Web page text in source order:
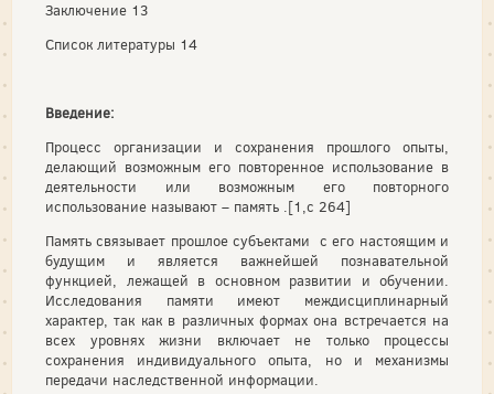
Заключение 13
Список литературы 14
Введение:
Процесс организации и сохранения прошлого опыты,
делающий возможным его повторенное использование в
деятельности или возможным его повторного
использование называют – память .[1,с 264]
Память связывает прошлое субъектами с его настоящим и
будущим и является важнейшей познавательной
функцией, лежащей в основном развитии и обучении.
Исследования памяти имеют междисциплинарный
характер, так как в различных формах она встречается на
всех уровнях жизни включает не только процессы
сохранения индивидуального опыта, но и механизмы
передачи наследственной информации.